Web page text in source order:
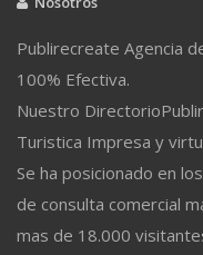
Publirecreate Agencia
100% Efectiva.
Nuestro
Turistica Impresa y
Se ha posicionado en
de consulta comercial
mas de 18.000